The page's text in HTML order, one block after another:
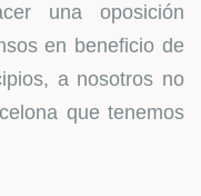
una oposición
en beneficio de
a nosotros no
que tenemos